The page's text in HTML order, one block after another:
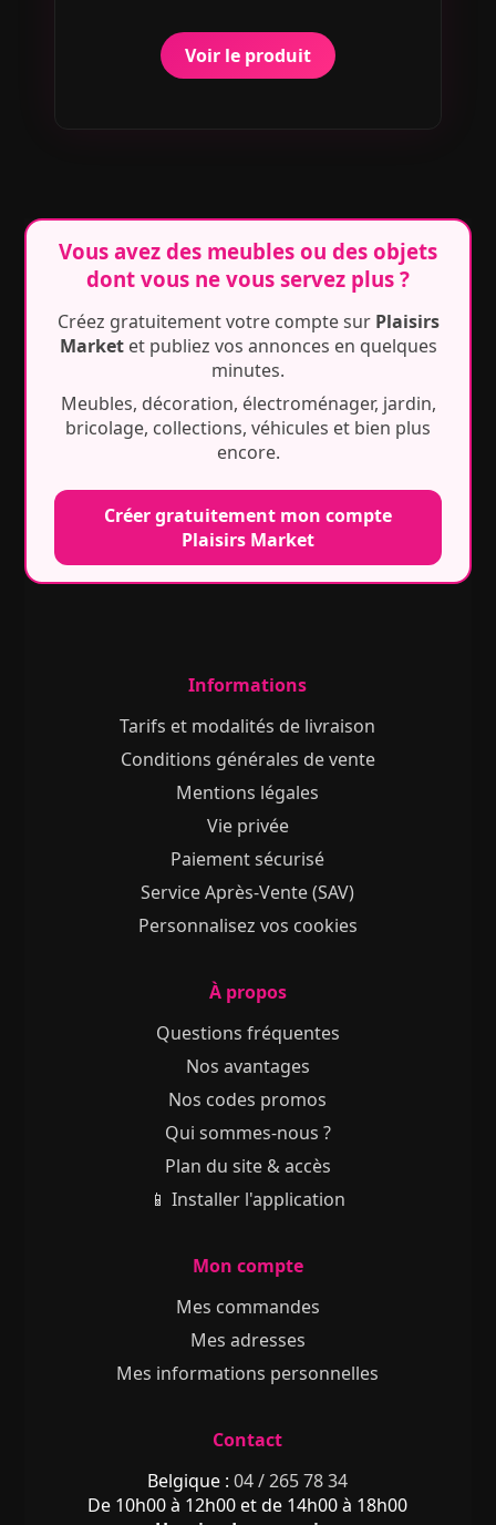
Voir le produit
Vous avez des meubles ou des objets
dont vous ne vous servez plus ?
Créez gratuitement votre compte sur Plaisirs
Marketet publiez vos annonces en quelques
minutes.
Meubles, décoration, électroménager, jardin,
bricolage, collections, véhicules et bien plus
encore.
Créer gratuitement mon compte
Plaisirs Market
Informations
Tarifs et modalités de livraison
Conditions générales de vente
Mentions légales
Vie privée
Paiement sécurisé
Service Après-Vente (SAV)
Personnalisez vos cookies
À propos
Questions fréquentes
Nos avantages
Nos codes promos
Qui sommes-nous ?
Plan du site & accès
📱 Installer l'application
Mon compte
Mes commandes
Mes adresses
Mes informations personnelles
Contact
Belgique :04 / 265 78 34
De 10h00 à 12h00 et de 14h00 à 18h00